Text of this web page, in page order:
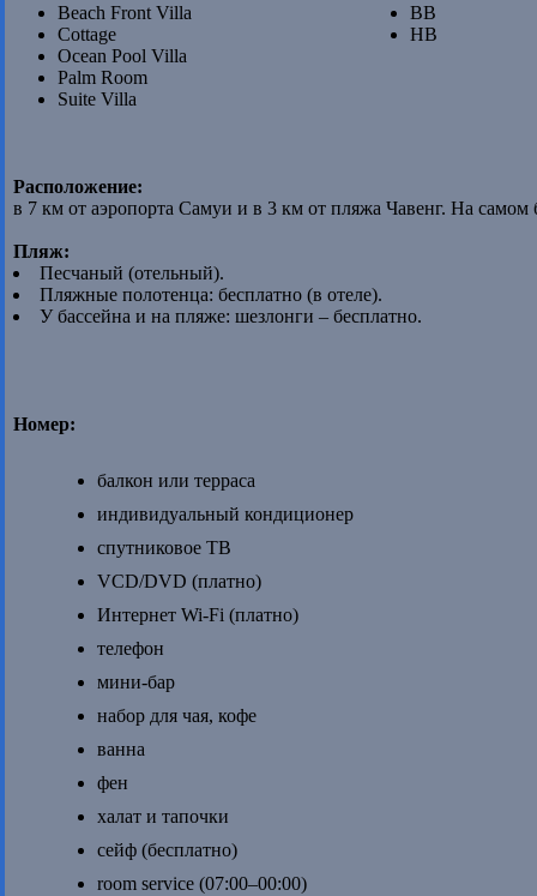
Beach Front Villa
Cottage
Ocean Pool Villa
Palm Room
Suite Villa
BB
HB
Расположение:
в 7 км от аэропорта Самуи и в 3 км от пляжа Чавенг. На самом
Пляж:
Песчаный (отельный).
Пляжные полотенца: бесплатно (в отеле).
У бассейна и на пляже: шезлонги – бесплатно.
Номер:
балкон или терраса
индивидуальный кондиционер
спутниковое ТВ
VCD/DVD (платно)
Интернет Wi-Fi (платно)
телефон
мини-бар
набор для чая, кофе
ванна
фен
халат и тапочки
сейф (бесплатно)
room service (07:00–00:00)